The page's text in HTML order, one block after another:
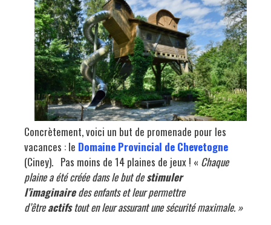
Concrètement, voici un but de promenade pour les
vacances : le Domaine Provincial de Chevetogne
(Ciney). Pas moins de 14 plaines de jeux ! « Chaque
plaine a été créée dans le but destimuler
l’imaginairedes enfants et leur permettre
d’êtreactifstout en leur assurant une sécurité maximale. »